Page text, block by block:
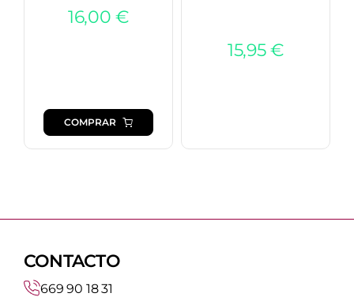
16,00€
COMPRAR
15,95€
CONTACTO
669 90 18 31